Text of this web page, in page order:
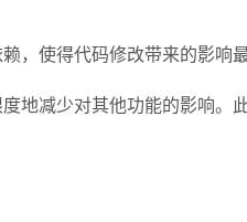
，使得代码修改带来的影响最
地减少对其他功能的影响。